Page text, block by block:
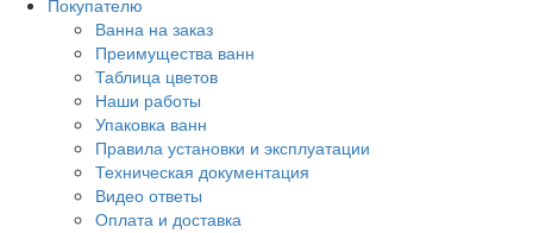
Покупателю
Ванна на заказ
Преимущества ванн
Таблица цветов
Наши работы
Упаковка ванн
Правила установки и эксплуатации
Техническая документация
Видео ответы
Оплата и доставка